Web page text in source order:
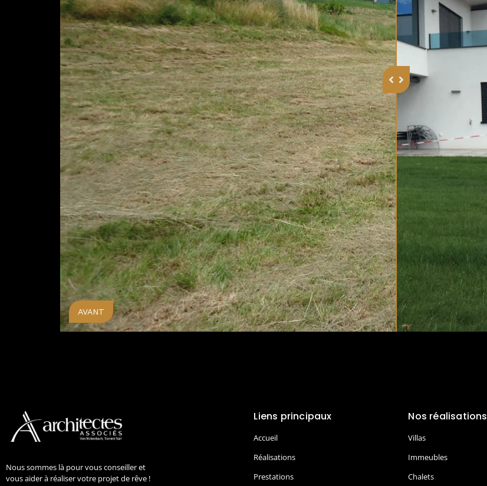
AVANT
Nous sommes là pour vous conseiller et
vous aider à réaliser votre projet de rêve !
Liens principaux
Accueil
Réalisations
Prestations
Nos réalisations
Villas
Immeubles
Chalets